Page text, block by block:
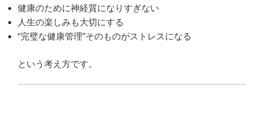
健康のために神経質になりすぎない
人生の楽しみも大切にする
“完璧な健康管理”そのものがストレスになる
という考え方です。